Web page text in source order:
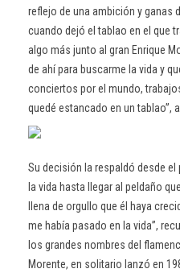
reflejo de una ambición y ganas
cuando dejó el tablao en el que
algo más junto al gran Enrique
de ahí para buscarme la vida y
conciertos por el mundo,
quedé estancado en un tablao”,
Su decisión la respaldó desde
la vida hasta llegar al peldaño
llena de orgullo que él haya
me había pasado en la vida”,
los grandes nombres del
Morente, en solitario lanzó en